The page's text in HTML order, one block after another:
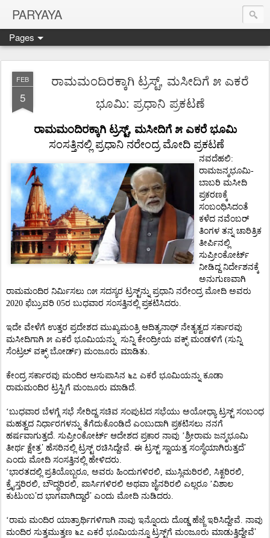
PARYAYA
Pages
FEB
5
ರಾಮಮಂದಿರಕ್ಕಾಗಿ ಟ್ರಸ್ಟ್, ಮಸೀದಿಗೆ ೫ ಎಕರೆ
ಭೂಮಿ: ಪ್ರಧಾನಿ ಪ್ರಕಟಣೆ
ರಾಮಮಂದಿರಕ್ಕಾಗಿ ಟ್ರಸ್ಟ್, ಮಸೀದಿಗೆ ೫ ಎಕರೆ ಭೂಮಿ
ಸಂಸತ್ತಿನಲ್ಲಿ ಪ್ರಧಾನಿ ನರೇಂದ್ರ ಮೋದಿ ಪ್ರಕಟಣೆ
ನವದೆಹಲಿ:
ರಾಮಜನ್ಮಭೂಮಿ-
ಬಾಬರಿ ಮಸೀದಿ
ಪ್ರಕರಣಕ್ಕೆ
ಸಂಬಂಧಿಸಿದಂತೆ
ಕಳೆದ ನವೆಂಬರ್
ತಿಂಗಳ ತನ್ನ ಚಾರಿತ್ರಿಕ
ತೀರ್ಪಿನಲ್ಲಿ
ಸುಪ್ರೀಂಕೋರ್ಟ್
ನೀಡಿದ್ದ ನಿರ್ದೇಶನಕ್ಕೆ
ಅನುಗುಣವಾಗಿ
ರಾಮಮಂದಿರ ನಿರ್ಮಿಸಲು ೧೫ ಸದಸ್ಯರ ಟ್ರಸ್ಟ್‌ನ್ನು ಪ್ರಧಾನಿ ನರೇಂದ್ರ ಮೋದಿ ಅವರು
2020 ಫೆಬ್ರುವರಿ 05ರ ಬುಧವಾರ ಸಂಸತ್ತಿನಲ್ಲಿ ಪ್ರಕಟಿಸಿದರು.
ಇದೇ ವೇಳೆಗೆ ಉತ್ತರ ಪ್ರದೇಶದ ಮುಖ್ಯಮಂತ್ರಿ ಆದಿತ್ಯನಾಥ್ ನೇತೃತ್ವದ ಸರ್ಕಾರವು
ಮಸೀದಿಗಾಗಿ ೫ ಎಕರೆ ಭೂಮಿಯನ್ನು ಸುನ್ನಿ ಕೇಂದ್ರೀಯ ವಕ್ಫ್ ಮಂಡಳಿಗೆ (ಸುನ್ನಿ
ಸೆಂಟ್ರಲ್ ವಕ್ಫ್ ಬೋರ್ಡ್) ಮಂಜೂರು ಮಾಡಿತು.
ಕೇಂದ್ರ ಸರ್ಕಾರವು ಮಂದಿರ ಆಸುಪಾಸಿನ ೬೭ ಎಕರೆ ಭೂಮಿಯನ್ನು ಕೂಡಾ
ರಾಮಮಂದಿರ ಟ್ರಸ್ಟಿಗೆ ಮಂಜೂರು ಮಾಡಿದೆ.
‘ಬುಧವಾರ ಬೆಳಗ್ಗೆ ಸಭೆ ಸೇರಿದ್ದ ಸಚಿವ ಸಂಪುಟದ ಸಭೆಯು ಅಯೋಧ್ಯಾ ಟ್ರಸ್ಟ್ ಸಂಬಂಧ
ಮಹತ್ವದ ನಿರ್ಧಾರಗಳನ್ನು ತೆಗೆದುಕೊಂಡಿದೆ ಎಂಬುದಾಗಿ ಪ್ರಕಟಿಸಲು ನನಗೆ
ಹರ್ಷವಾಗುತ್ತದೆ. ಸುಪ್ರೀಂಕೋರ್ಟ್ ಆದೇಶದ ಪ್ರಕಾರ ನಾವು ’ಶ್ರೀರಾಮ ಜನ್ಮಭೂಮಿ
ತೀರ್ಥ ಕ್ಷೇತ್ರ’ ಹೆಸರಿನಲ್ಲಿ ಟ್ರಸ್ಟ್ ರಚಿಸಿದ್ದೇವೆ. ಈ ಟ್ರಸ್ಟ್ ಸ್ವಾಯತ್ತ ಸಂಸ್ಥೆಯಾಗಿರುತ್ತದೆ’
ಎಂದು ಮೋದಿ ಸಂಸತ್ತಿನಲ್ಲಿ ಹೇಳಿದರು.
‘ಭಾರತದಲ್ಲಿ ಪ್ರತಿಯೊಬ್ಬರೂ, ಅವರು ಹಿಂದುಗಳಿರಲಿ, ಮುಸ್ಲಿಮರಿರಲಿ, ಸಿಕ್ಖರಿರಲಿ,
ಕ್ರೈಸ್ತರಿರಲಿ, ಬೌದ್ಧರಿರಲಿ, ಪಾರ್ಸಿಗಳಿರಲಿ ಅಥವಾ ಜೈನರಿರಲಿ ಎಲ್ಲರೂ ’ವಿಶಾಲ
ಕುಟುಂಬ’ದ ಭಾಗವಾಗಿದ್ದಾರೆ’ ಎಂದು ಮೋದಿ ನುಡಿದರು.
‘ರಾಮ ಮಂದಿರ ಯಾತ್ರಾರ್ಥಿಗಳಿಗಾಗಿ ನಾವು ಇನ್ನೊಂದು ದೊಡ್ಡ ಹೆಜ್ಜೆ ಇರಿಸಿದ್ದೇವೆ. ನಾವು
ಮಂದಿರ ಸುತ್ತಮುತ್ತಣ ೬೭ ಎಕರೆ ಭೂಮಿಯನ್ನೂ ಟ್ರಸ್ಟ್‌ಗೆ ಮಂಜೂರು ಮಾಡುತ್ತಿದ್ದೇವೆ’